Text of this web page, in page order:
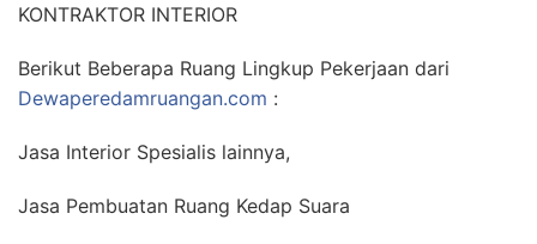
KONTRAKTOR INTERIOR
Berikut Beberapa Ruang Lingkup Pekerjaan dari
Dewaperedamruangan.com :
Jasa Interior Spesialis lainnya,
Jasa Pembuatan Ruang Kedap Suara